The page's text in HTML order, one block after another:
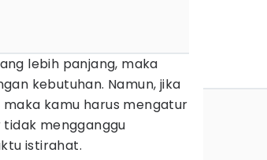
lebih panjang, maka
kebutuhan. Namun, jika
kamu harus mengatur
mengganggu
istirahat.